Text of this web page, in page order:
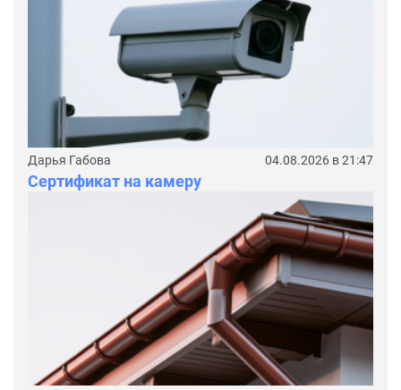
Дарья Габова 04.08.2026 в 21:47
Сертификат на камеру